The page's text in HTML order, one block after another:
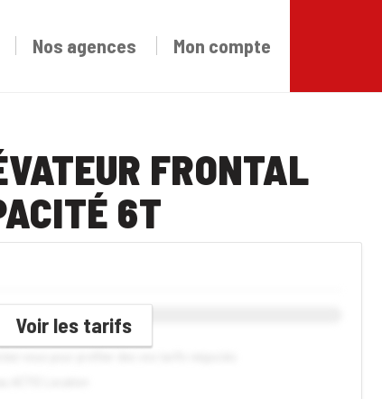
Nos agences Mon compte
FRONTAL
6T
Voir les tarifs